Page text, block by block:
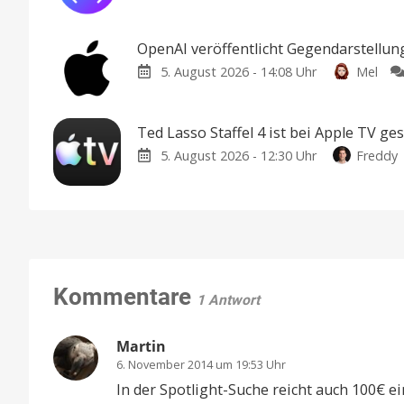
OpenAI veröffentlicht
5. August 2026 - 14:08 Uhr Mel
Ted Lasso Staffel 4 ist bei Apple TV
5. August 2026 - 12:30 Uhr Freddy
Kommentare 1 Antwort
Martin
6. November 2014 um 19:53 Uhr
In der Spotlight-Suche reicht auch 100€